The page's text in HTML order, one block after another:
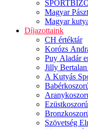
Magyar
Magyar
Díjazottaink
CH értéktár
Korózs
Puy Aladár
Jilly
A Kutyás
Szövetség